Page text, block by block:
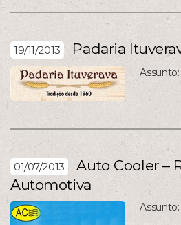
19/11/2013 Padaria
Assunto:
01/07/2013
Auto Cooler –
Automotiva
Assunto: